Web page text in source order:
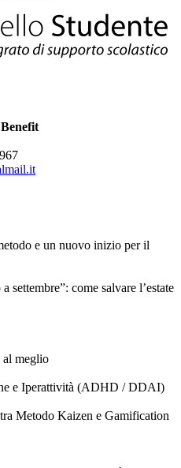
e un nuovo inizio per il
settembre”: come salvare l’estate
al meglio
e Iperattività (ADHD / DDAI)
Metodo Kaizen e Gamification